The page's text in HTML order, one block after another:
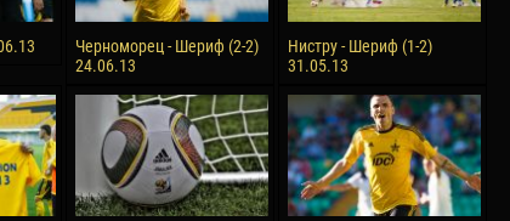
Черноморец - Шериф (2-2)
24.06.13
Нистру - Шериф (1-2)
31.05.13